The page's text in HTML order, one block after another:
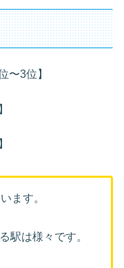
〜3位】
ます。
駅は様々です。